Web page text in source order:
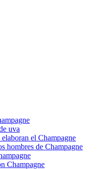
uva
el Champagne
hombres de Champagne
Champagne